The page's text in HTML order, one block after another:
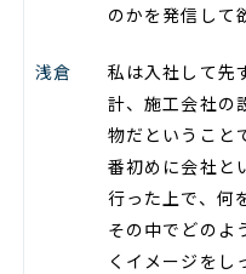
のかを発信して
浅倉
私は入社して先
計、施工会社の
物だということ
番初めに会社と
行った上で、何
その中でどのよ
くイメージをし